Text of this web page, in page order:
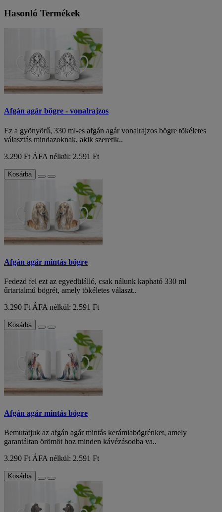
Hasonló Termékek
Afgán agár bögre - vonalrajzos
Ez a gyönyörű, 330 ml-es afgán agár vonalrajzos bögre tökéletes
választás mindazoknak, akik szeretik..
3.290 Ft ÁFA nélkül: 2.591 Ft
Kosárba
Afgán agár mintás bögre
Fedezd fel ezt az egyedülálló, csak nálunk kapható 330 ml
űrtartalmú bögrét, amely tökéletes választ..
3.290 Ft ÁFA nélkül: 2.591 Ft
Kosárba
Afgán agár mintás bögre
Bemutatjuk az afgán agár mintás kerámiabögrénket, amely
garantáltan örömöt hoz minden kávézásodba va..
3.290 Ft ÁFA nélkül: 2.591 Ft
Kosárba